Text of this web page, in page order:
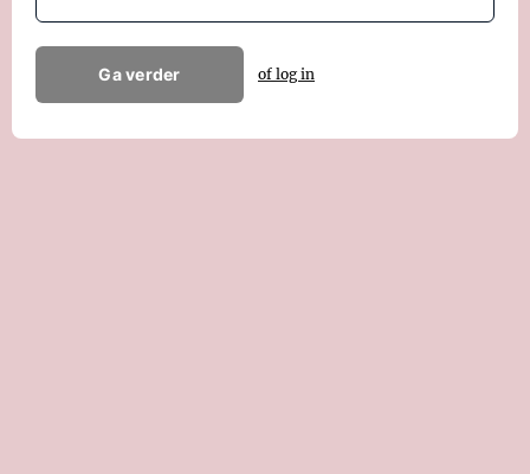
Ga verder of log in